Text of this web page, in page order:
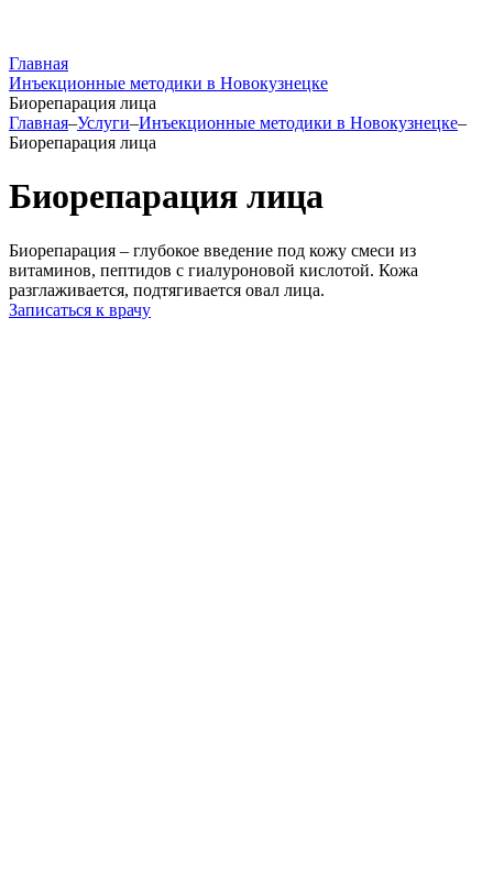
Главная
Инъекционные методики в Новокузнецке
Биорепарация лица
Главная–Услуги–Инъекционные методики в Новокузнецке–
Биорепарация лица
Биорепарация лица
Биорепарация – глубокое введение под кожу смеси из
витаминов, пептидов с гиалуроновой кислотой. Кожа
разглаживается, подтягивается овал лица.
Записаться к врачу